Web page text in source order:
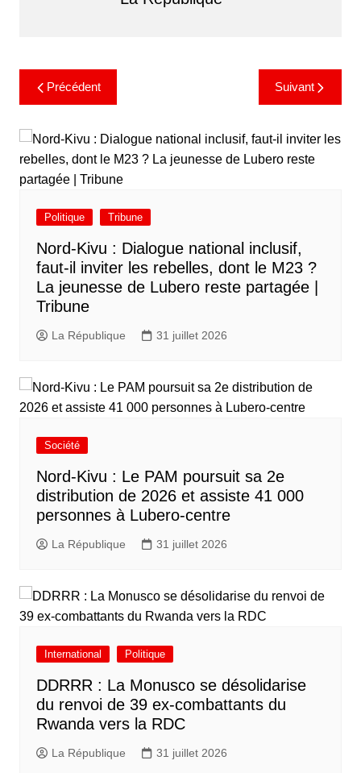
Précédent Suivant
Politique Tribune
Nord-Kivu : Dialogue national inclusif,
faut-il inviter les rebelles, dont le M23 ?
La jeunesse de Lubero reste partagée |
Tribune
La République 31 juillet 2026
Société
Nord-Kivu : Le PAM poursuit sa 2e
distribution de 2026 et assiste 41 000
personnes à Lubero-centre
La République 31 juillet 2026
International Politique
DDRRR : La Monusco se désolidarise
du renvoi de 39 ex-combattants du
Rwanda vers la RDC
La République 31 juillet 2026